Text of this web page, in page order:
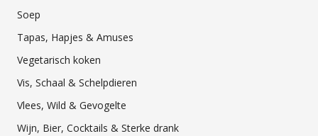
Soep
Tapas, Hapjes & Amuses
Vegetarisch koken
Vis, Schaal & Schelpdieren
Vlees, Wild & Gevogelte
Wijn, Bier, Cocktails & Sterke drank